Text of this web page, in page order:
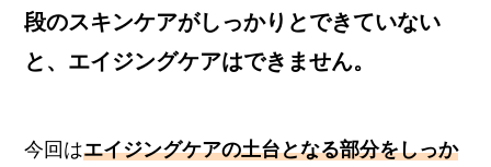
段のスキンケアがしっかりとできていない
と、エイジングケアはできません。
今回はエイジングケアの土台となる部分をしっか